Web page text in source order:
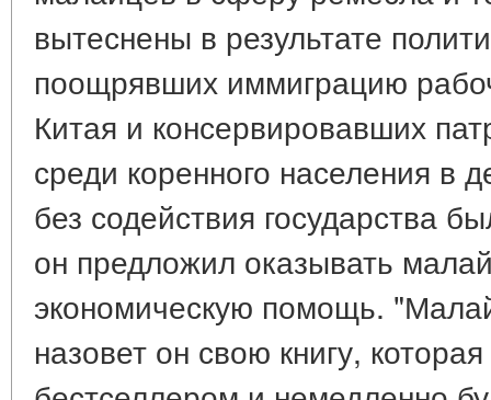
вытеснены в результате
поощрявших иммиграцию
Китая и консервировавших
среди коренного населения в
без содействия государства
он предложил оказывать
экономическую помощь.
назовет он свою книгу,